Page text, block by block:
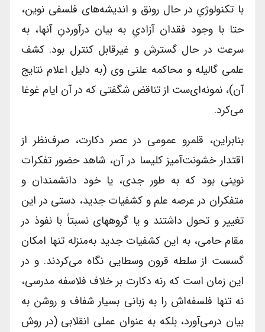
با تکنولوژیِ در حال رونق و اندیشه‌های فلسفی نوین،
حتا با وجود فقدان آزادیِ به بیان درآوردنِ آنها، به
سرعت در حال گسترش و غیرقابل کنترل بود. کشف
علمی گالیله و محاکمه علنی وی (به دلیل اعلام نتایج
آن)، نمونه‌ای‌ست از تناقض شگفتی که در آن ایام غوغا
می‌کرد.
بنابراین، قلمرو عمومی در عصر دکارت، صرف‌نظر از
اقتدار خشونت‌آمیز کلیسا در آن، شاهد حضور تفکرات
نوینی بود که به طور جدی، یا خود دانشمندان و
متفکران در عرصه علم و کشفیات جدید، دستی در این
تغییر و تحول داشتند و یا گروههای نسبتاً با نفوذ در
مقام حامی، به این کشفیات جدید به‌منزله تنها امکان
گسست از سلطه قرون وسطایی نگاه می‌‌کردند. و در
این زمان است که رنه دکارت بر خلاف فلاسفه مدرسی،
نه تنها فلسفه‌اش را به زبانی بسیار شفاف و روشن به
بیان درمی‌آورد، بلکه به عنوان عملی انقلابی (در روش